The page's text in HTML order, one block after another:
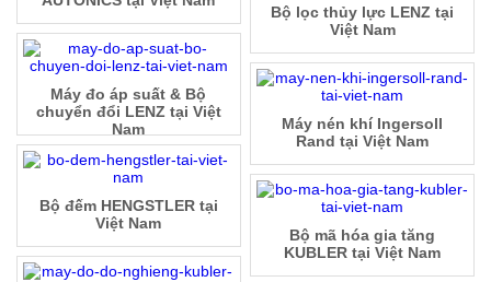
Bộ lọc thủy lực LENZ tại
Việt Nam
Máy đo áp suất & Bộ
chuyển đổi LENZ tại Việt
Nam
Máy nén khí Ingersoll
Rand tại Việt Nam
Bộ đếm HENGSTLER tại
Việt Nam
Bộ mã hóa gia tăng
KUBLER tại Việt Nam